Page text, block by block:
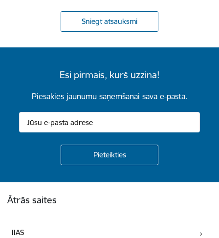
Sniegt atsauksmi
Esi pirmais, kurš uzzina!
Piesakies jaunumu saņemšanai savā e-pastā.
Ātrās saites
IIAS